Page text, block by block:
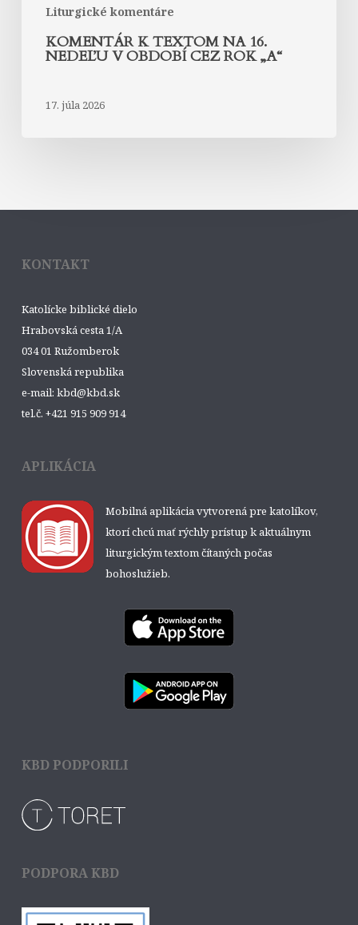
Liturgické komentáre
KOMENTÁR K TEXTOM NA 16.
NEDEĽU V OBDOBÍ CEZ ROK „A“
17. júla 2026
KONTAKT
Katolícke biblické dielo
Hrabovská cesta 1/A
034 01 Ružomberok
Slovenská republika
e-mail: kbd@kbd.sk
tel.č. +421 915 909 914
APLIKÁCIA
Mobilná aplikácia vytvorená pre katolíkov,
ktorí chcú mať rýchly prístup k aktuálnym
liturgickým textom čítaných počas
bohoslužieb.
KBD PODPORILI
PODPORA KBD